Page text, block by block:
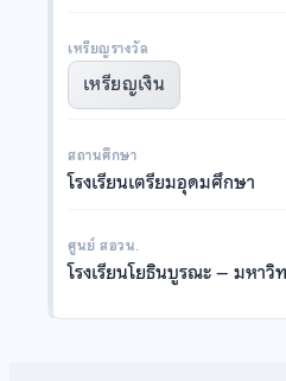
เหรียญรางวัล
เหรียญเงิน
สถานศึกษา
โรงเรียนเตรียมอุดมศึกษา
ศูนย์ สอวน.
โรงเรียนโยธินบูรณะ – มหา